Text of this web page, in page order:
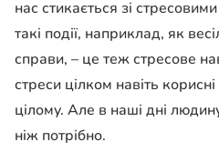
нас стикається зі
такі події, наприклад, як
справи, – це теж стресове
стреси цілком навіть
цілому. Але в наші дні
ніж потрібно.